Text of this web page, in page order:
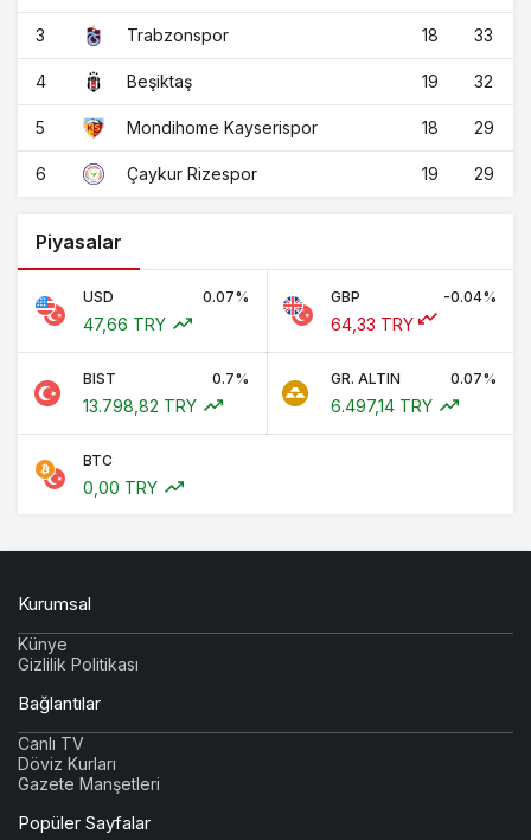
3 Trabzonspor 18 33
4 Beşiktaş 19 32
5 Mondihome Kayserispor 18 29
6 Çaykur Rizespor 19 29
Piyasalar
USD 0.07%
47,66 TRY
GBP -0.04%
64,33 TRY
BIST 0.7%
13.798,82 TRY
GR. ALTIN 0.07%
6.497,14 TRY
BTC
0,00 TRY
Kurumsal
Künye
Gizlilik Politikası
Bağlantılar
Canlı TV
Döviz Kurları
Gazete Manşetleri
Popüler Sayfalar